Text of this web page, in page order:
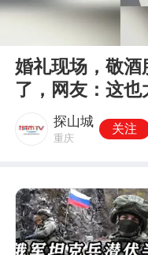
婚礼现场，敬
了，网友：这也
探山城
重庆
关注